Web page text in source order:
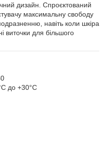
дизайн. Спроєктований
максимальну свободу
навіть коли шкіра
виточки для більшого
до +30°C